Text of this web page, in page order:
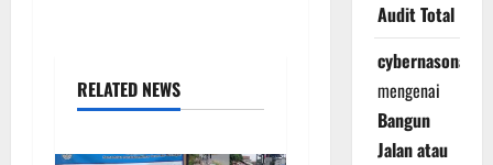
RELATED NEWS
Audit Total
cybernasonal
mengenai
Bangun
Jalan atau